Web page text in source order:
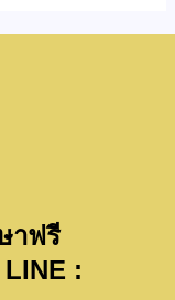
าฟรี
LINE :